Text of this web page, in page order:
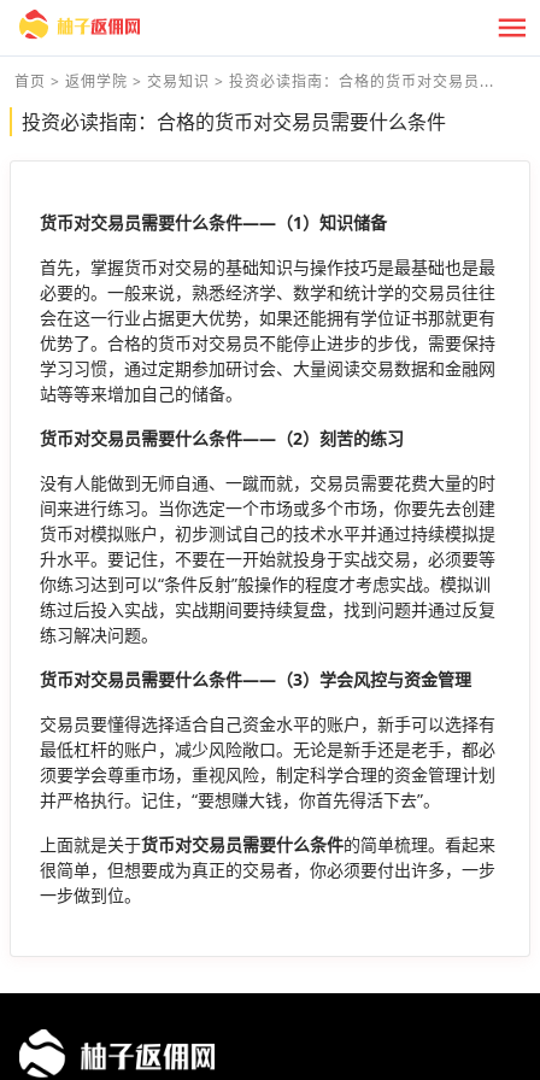
首页 > 返佣学院 > 交易知识 > 投资必读指南：合格的货币对交易员...
投资必读指南：合格的货币对交易员需要什么条件
货币对交易员需要什么条件——（1）知识储备
首先，掌握货币对交易的基础知识与操作技巧是最基础也是最
必要的。一般来说，熟悉经济学、数学和统计学的交易员往往
会在这一行业占据更大优势，如果还能拥有学位证书那就更有
优势了。合格的货币对交易员不能停止进步的步伐，需要保持
学习习惯，通过定期参加研讨会、大量阅读交易数据和金融网
站等等来增加自己的储备。
货币对交易员需要什么条件——（2）刻苦的练习
没有人能做到无师自通、一蹴而就，交易员需要花费大量的时
间来进行练习。当你选定一个市场或多个市场，你要先去创建
货币对模拟账户，初步测试自己的技术水平并通过持续模拟提
升水平。要记住，不要在一开始就投身于实战交易，必须要等
你练习达到可以“条件反射”般操作的程度才考虑实战。模拟训
练过后投入实战，实战期间要持续复盘，找到问题并通过反复
练习解决问题。
货币对交易员需要什么条件——（3）学会风控与资金管理
交易员要懂得选择适合自己资金水平的账户，新手可以选择有
最低杠杆的账户，减少风险敞口。无论是新手还是老手，都必
须要学会尊重市场，重视风险，制定科学合理的资金管理计划
并严格执行。记住，“要想赚大钱，你首先得活下去”。
上面就是关于货币对交易员需要什么条件的简单梳理。看起来
很简单，但想要成为真正的交易者，你必须要付出许多，一步
一步做到位。